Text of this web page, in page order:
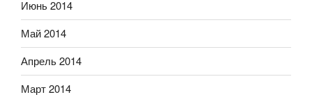
Июнь 2014
Май 2014
Апрель 2014
Март 2014